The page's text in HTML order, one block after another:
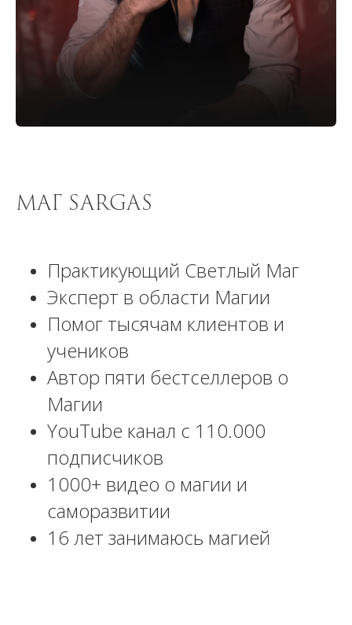
МАГ SARGAS
Практикующий Светлый Маг
Эксперт в области Магии
Помог тысячам клиентов и
учеников
Автор пяти бестселлеров о
Магии
YouTube канал c 110.000
подписчиков
1000+ видео о магии и
саморазвитии
16 лет занимаюсь магией